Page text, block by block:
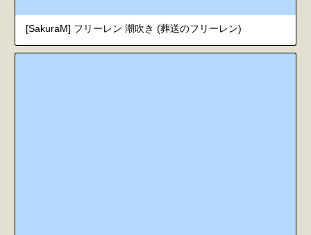
[SakuraM] フリーレン 潮吹き (葬送のフリーレン)